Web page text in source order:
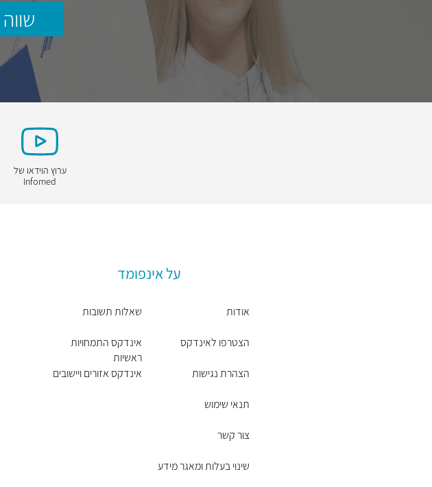
ערוץ הוידאו של
Infomed
על אינפומד
אודות
הצטרפו לאינדקס
הצהרת נגישות
תנאי שימוש
צור קשר
שינוי בעלות ומאגר מידע
שאלות תשובות
אינדקס התמחויות
ראשיות
אינדקס אזורים ויישובים